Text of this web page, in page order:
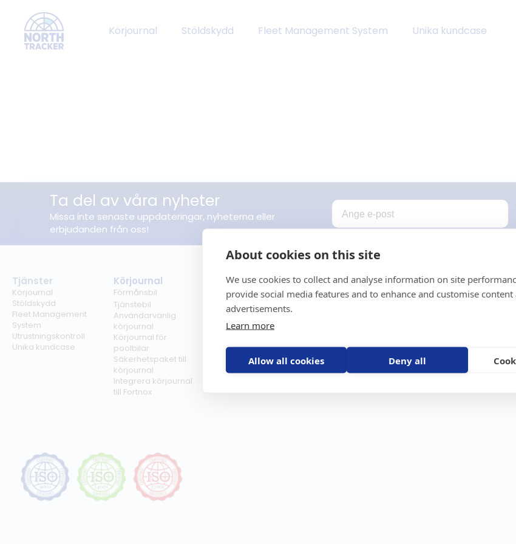
About cookies on this site
We use cookies to collect and analyse information on site
provide social media features and to enhance and customise content
advertisements.
Learn more
Allow all cookies Deny all
Körjournal Stöldskydd Fleet Management System Unika kundcase
Ta del av våra nyheter
Missa inte senaste uppdateringar, nyheterna eller
erbjudanden från oss!
Tjänster
Körjournal
Stöldskydd
Fleet Management
System
Utrustningskontroll
Unika kundcase
Körjournal
Förmånsbil
Tjänstebil
Användarvänlig
körjournal
Körjournal för
poolbilar
Säkerhetspaket till
körjournal
Integrera körjournal
till Fortnox
Regelverk
Milersättning
Regler för tjänstebil
Regler för
förmånsbil
GPS-trackers
Scout 2.0
Stöldskydd
Båt
Åkgräsklippare
Moped
Vattenskoter